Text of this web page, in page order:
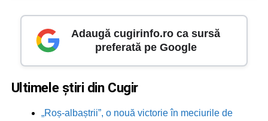
Adaugă cugirinfo.ro ca sursă
preferată pe Google
Ultimele știri din Cugir
„Roș-albaștrii”, o nouă victorie în meciurile de